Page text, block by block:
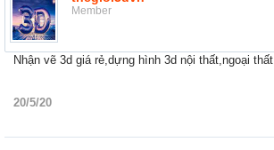
Member
Nhận vẽ 3d giá rẻ,dựng hình 3d nội thất,ngoại thất
20/5/20